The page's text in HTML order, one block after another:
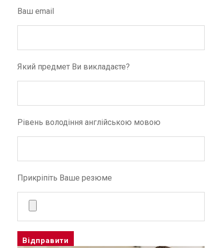
Ваш email
Який предмет Ви викладаєте?
Рівень володіння англійською мовою
Прикріпіть Ваше резюме